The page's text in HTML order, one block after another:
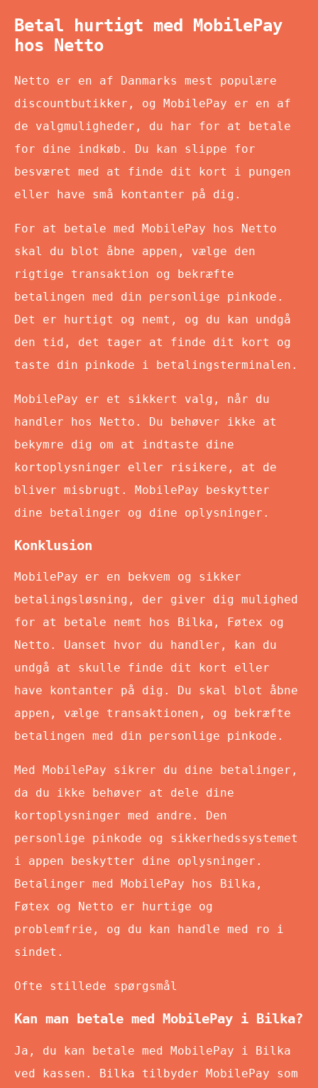
Betal hurtigt med MobilePay
hos Netto
Netto er en af Danmarks mest populære
discountbutikker, og MobilePay er en af
de valgmuligheder, du har for at betale
for dine indkøb. Du kan slippe for
besværet med at finde dit kort i pungen
eller have små kontanter på dig.
For at betale med MobilePay hos Netto
skal du blot åbne appen, vælge den
rigtige transaktion og bekræfte
betalingen med din personlige pinkode.
Det er hurtigt og nemt, og du kan undgå
den tid, det tager at finde dit kort og
taste din pinkode i betalingsterminalen.
MobilePay er et sikkert valg, når du
handler hos Netto. Du behøver ikke at
bekymre dig om at indtaste dine
kortoplysninger eller risikere, at de
bliver misbrugt. MobilePay beskytter
dine betalinger og dine oplysninger.
Konklusion
MobilePay er en bekvem og sikker
betalingsløsning, der giver dig mulighed
for at betale nemt hos Bilka, Føtex og
Netto. Uanset hvor du handler, kan du
undgå at skulle finde dit kort eller
have kontanter på dig. Du skal blot åbne
appen, vælge transaktionen, og bekræfte
betalingen med din personlige pinkode.
Med MobilePay sikrer du dine betalinger,
da du ikke behøver at dele dine
kortoplysninger med andre. Den
personlige pinkode og sikkerhedssystemet
i appen beskytter dine oplysninger.
Betalinger med MobilePay hos Bilka,
Føtex og Netto er hurtige og
problemfrie, og du kan handle med ro i
sindet.
Ofte stillede spørgsmål
Kan man betale med MobilePay i Bilka?
Ja, du kan betale med MobilePay i Bilka
ved kassen. Bilka tilbyder MobilePay som